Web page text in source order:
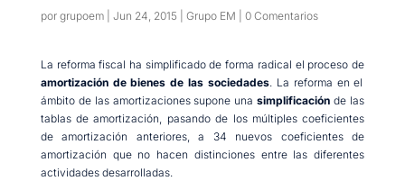
por grupoem| Jun 24, 2015 Grupo EM 0 Comentarios
La reforma fiscal ha simplificado de forma radical el proceso de
amortización de bienes de las sociedades . La reforma en el
ámbito de las amortizaciones supone unasimplificación de las
tablas de amortización, pasando de los múltiples coeficientes
de amortización anteriores, a 34 nuevos coeficientes de
amortización que no hacen distinciones entre las diferentes
actividades desarrolladas.